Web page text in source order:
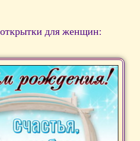
для женщин: